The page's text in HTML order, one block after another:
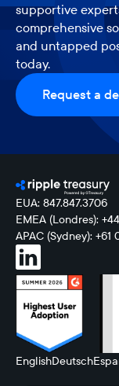
supportive
comprehensive
and untapped
today.
Request a
EUA: 847.847.3706
EMEA (Londres):
APAC (Sydney): +61
EnglishDeutsch